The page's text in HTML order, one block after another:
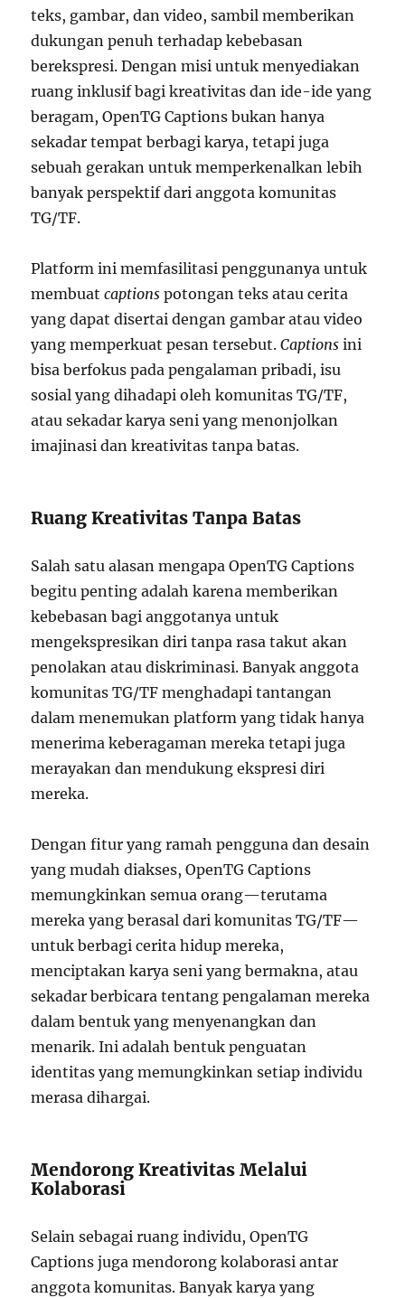
teks, gambar, dan video, sambil memberikan
dukungan penuh terhadap kebebasan
berekspresi. Dengan misi untuk menyediakan
ruang inklusif bagi kreativitas dan ide-ide yang
beragam, OpenTG Captions bukan hanya
sekadar tempat berbagi karya, tetapi juga
sebuah gerakan untuk memperkenalkan lebih
banyak perspektif dari anggota komunitas
TG/TF.
Platform ini memfasilitasi penggunanya untuk
membuatcaptionspotongan teks atau cerita
yang dapat disertai dengan gambar atau video
yang memperkuat pesan tersebut.Captions ini
bisa berfokus pada pengalaman pribadi, isu
sosial yang dihadapi oleh komunitas TG/TF,
atau sekadar karya seni yang menonjolkan
imajinasi dan kreativitas tanpa batas.
Ruang Kreativitas Tanpa Batas
Salah satu alasan mengapa OpenTG Captions
begitu penting adalah karena memberikan
kebebasan bagi anggotanya untuk
mengekspresikan diri tanpa rasa takut akan
penolakan atau diskriminasi. Banyak anggota
komunitas TG/TF menghadapi tantangan
dalam menemukan platform yang tidak hanya
menerima keberagaman mereka tetapi juga
merayakan dan mendukung ekspresi diri
mereka.
Dengan fitur yang ramah pengguna dan desain
yang mudah diakses, OpenTG Captions
memungkinkan semua orang—terutama
mereka yang berasal dari komunitas TG/TF—
untuk berbagi cerita hidup mereka,
menciptakan karya seni yang bermakna, atau
sekadar berbicara tentang pengalaman mereka
dalam bentuk yang menyenangkan dan
menarik. Ini adalah bentuk penguatan
identitas yang memungkinkan setiap individu
merasa dihargai.
Mendorong Kreativitas Melalui
Kolaborasi
Selain sebagai ruang individu, OpenTG
Captions juga mendorong kolaborasi antar
anggota komunitas. Banyak karya yang